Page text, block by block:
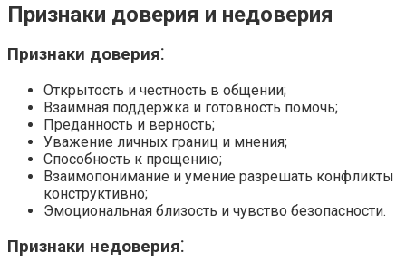
Признаки доверия и недоверия
Признаки доверия⁚
Открытость и честность в общении;
Взаимная поддержка и готовность помочь;
Преданность и верность;
Уважение личных границ и мнения;
Способность к прощению;
Взаимопонимание и умение разрешать конфликты
конструктивно;
Эмоциональная близость и чувство безопасности.
Признаки недоверия⁚